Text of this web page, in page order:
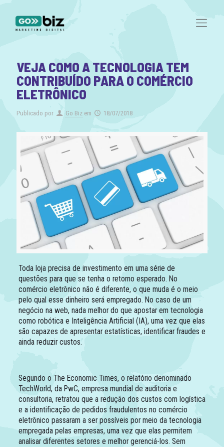
VEJA COMO A TECNOLOGIA TEM
CONTRIBUÍDO PARA O COMÉRCIO
ELETRÔNICO
Publicado por Go Biz em 18/07/2018
Toda loja precisa de investimento em uma série de
questões para que se tenha o retorno esperado. No
comércio eletrônico não é diferente, o que muda é o meio
pelo qual esse dinheiro será empregado. No caso de um
negócio na web, nada melhor do que apostar em tecnologia
como robótica e Inteligência Artificial (IA), uma vez que elas
são capazes de apresentar estatísticas, identificar fraudes e
ainda reduzir custos.
Segundo o The Economic Times, o relatório denominado
TechWorld, da PwC, empresa mundial de auditoria e
consultoria, retratou que a redução dos custos com logística
e a identificação de pedidos fraudulentos no comércio
eletrônico passaram a ser possíveis por meio da tecnologia
empregada pelas empresas, uma vez que elas permitem
analisar diferentes setores e melhor gerenciá-los. Sem